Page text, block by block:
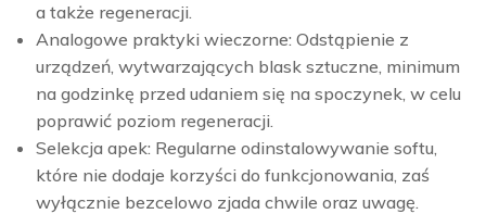
a także regeneracji.
Analogowe praktyki wieczorne: Odstąpienie z
urządzeń, wytwarzających blask sztuczne, minimum
na godzinkę przed udaniem się na spoczynek, w celu
poprawić poziom regeneracji.
Selekcja apek: Regularne odinstalowywanie softu,
które nie dodaje korzyści do funkcjonowania, zaś
wyłącznie bezcelowo zjada chwile oraz uwagę.